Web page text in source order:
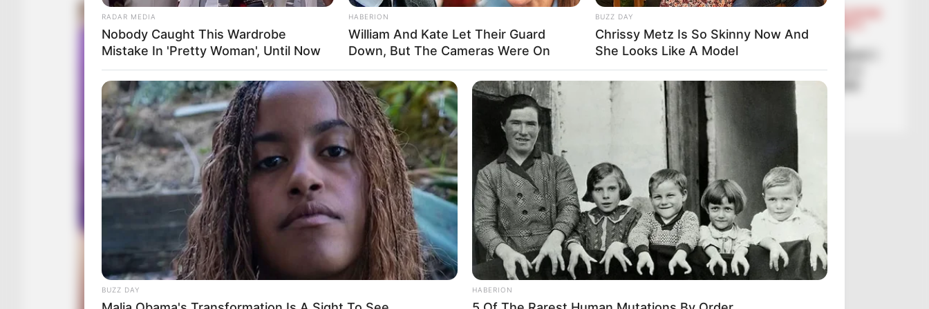
“Gjimshiti është një nga
‘senatorët’ e ekipit”, trajneri i
Atalantës tregon peshën e
mbrojtësit shqiptar: Është
thelbësor për ne
March 8, 2026 Sport Ekspres
RADAR MEDIA
Nobody Caught This Wardrobe
Mistake In 'Pretty Woman', Until Now
HABERION
William And Kate Let Their Guard
Down, But The Cameras Were On
BUZZ DAY
Chrissy Metz Is So Skinny Now And
She Looks Like A Model
BUZZ DAY HABERION